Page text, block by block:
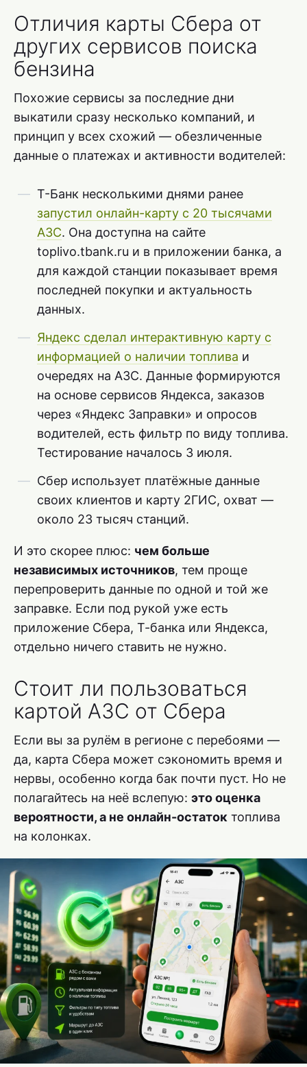
Отличия карты Сбера от
других сервисов поиска
бензина
Похожие сервисы за последние дни
выкатили сразу несколько компаний, и
принцип у всех схожий — обезличенные
данные о платежах и активности водителей:
Т-Банк несколькими днями ранее
запустил онлайн-карту с 20 тысячами
АЗС. Она доступна на сайте
toplivo.tbank.ru и в приложении банка, а
для каждой станции показывает время
последней покупки и актуальность
данных.
Яндекс сделал интерактивную карту с
информацией о наличии топлива и
очередях на АЗС. Данные формируются
на основе сервисов Яндекса, заказов
через «Яндекс Заправки» и опросов
водителей, есть фильтр по виду топлива.
Тестирование началось 3 июля.
Сбер использует платёжные данные
своих клиентов и карту 2ГИС, охват —
около 23 тысяч станций.
И это скорее плюс: чем больше
независимых источников, тем проще
перепроверить данные по одной и той же
заправке. Если под рукой уже есть
приложение Сбера, Т-банка или Яндекса,
отдельно ничего ставить не нужно.
Стоит ли пользоваться
картой АЗС от Сбера
Если вы за рулём в регионе с перебоями —
да, карта Сбера может сэкономить время и
нервы, особенно когда бак почти пуст. Но не
полагайтесь на неё вслепую: это оценка
вероятности, а не онлайн-остаток топлива
на колонках.